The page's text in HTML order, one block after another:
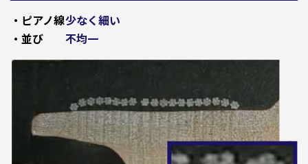
・ピアノ線少なく細い
・並び
不均一